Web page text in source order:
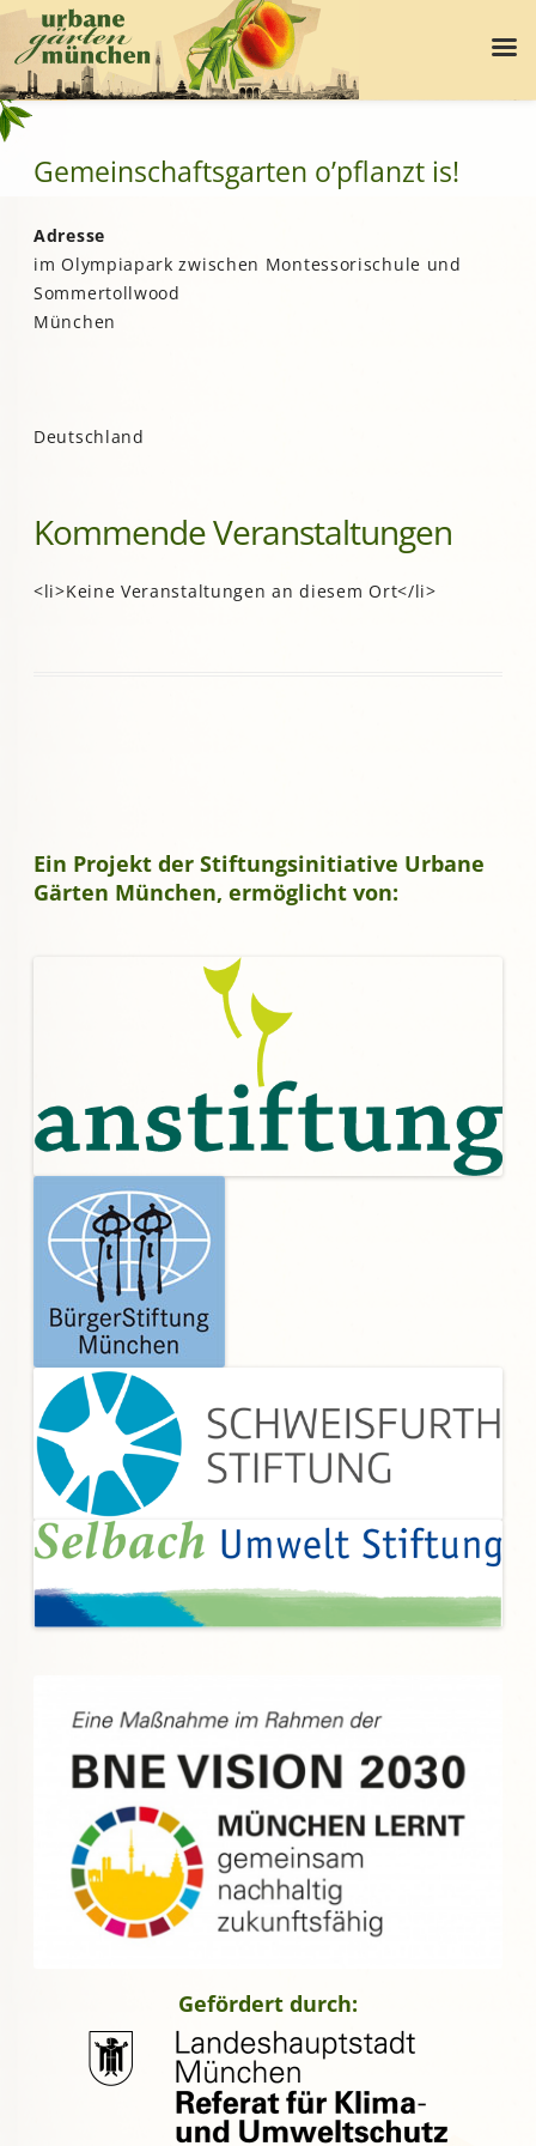
Gemeinschaftsgarten o’pflanzt is!
Adresse
im Olympiapark zwischen Montessorischule und
Sommertollwood
München
Deutschland
Kommende Veranstaltungen
<li>Keine Veranstaltungen an diesem Ort</li>
Ein Projekt der Stiftungsinitiative Urbane
Gärten München, ermöglicht von:
Gefördert durch: